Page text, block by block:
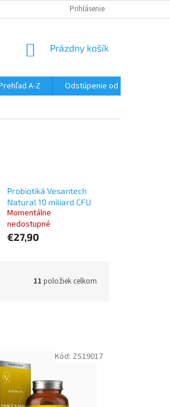
VŠETKO O NÁKUPE
Prihlásenie
NÁKUPNÝ
Prázdny košík
A-Z Odstúpenie od zmluvy
Probiotiká Vesantech
Natural 10 miliard CFU
Momentálne
nedostupné
€27,90
11 položiek celkom
Kód: ZS19017